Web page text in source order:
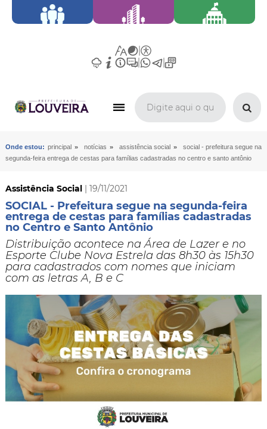
Onde estou: principal » notícias » assistência social »
social - prefeitura segue na
segunda-feira entrega de cestas para famílias cadastradas no centro e santo antônio
Assistência Social| 19/11/2021
SOCIAL - Prefeitura segue na segunda-feira
entrega de cestas para famílias cadastradas
no Centro e Santo Antônio
Distribuição acontece na Área de Lazer e no
Esporte Clube Nova Estrela das 8h30 às 15h30
para cadastrados com nomes que iniciam
com as letras A, B e C